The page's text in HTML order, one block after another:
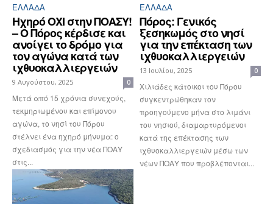
ΕΛΛΆΔΑ
Ηχηρό ΟΧΙ στην ΠΟΑΣΥ!
– Ο Πόρος κέρδισε και
ανοίγει το δρόμο για
τον αγώνα κατά των
ιχθυοκαλλιεργειών
9 Αυγούστου, 2025 0
Μετά από 15 χρόνια συνεχούς,
τεκμηριωμένου και επίμονου
αγώνα, το νησί του Πόρου
στέλνει ένα ηχηρό μήνυμα: ο
σχεδιασμός για την νέα ΠΟΑΥ
στις...
ΕΛΛΆΔΑ
Πόρος: Γενικός
ξεσηκωμός στο νησί
για την επέκταση των
ιχθυοκαλλιεργειών
13 Ιουλίου, 2025 0
Χιλιάδες κάτοικοι του Πόρου
συγκεντρώθηκαν τον
προηγούμενο μήνα στο λιμάνι
του νησιού, διαμαρτυρόμενοι
κατά της επέκτασης των
ιχθυοκαλλιεργειών μέσω των
νέων ΠΟΑΥ που προβλέπονται...